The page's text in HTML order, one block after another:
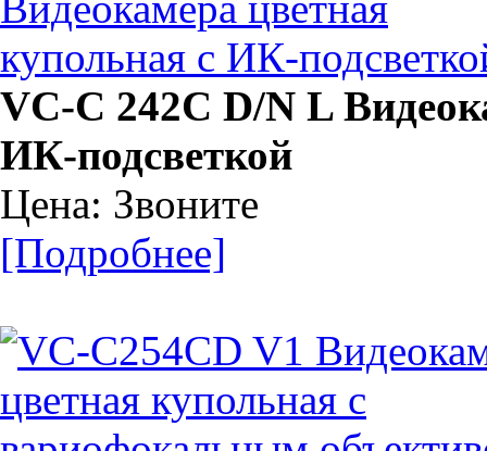
VC-C 242C D/N L
ИК-подсветкой
Цена: Звоните
[Подробнее]